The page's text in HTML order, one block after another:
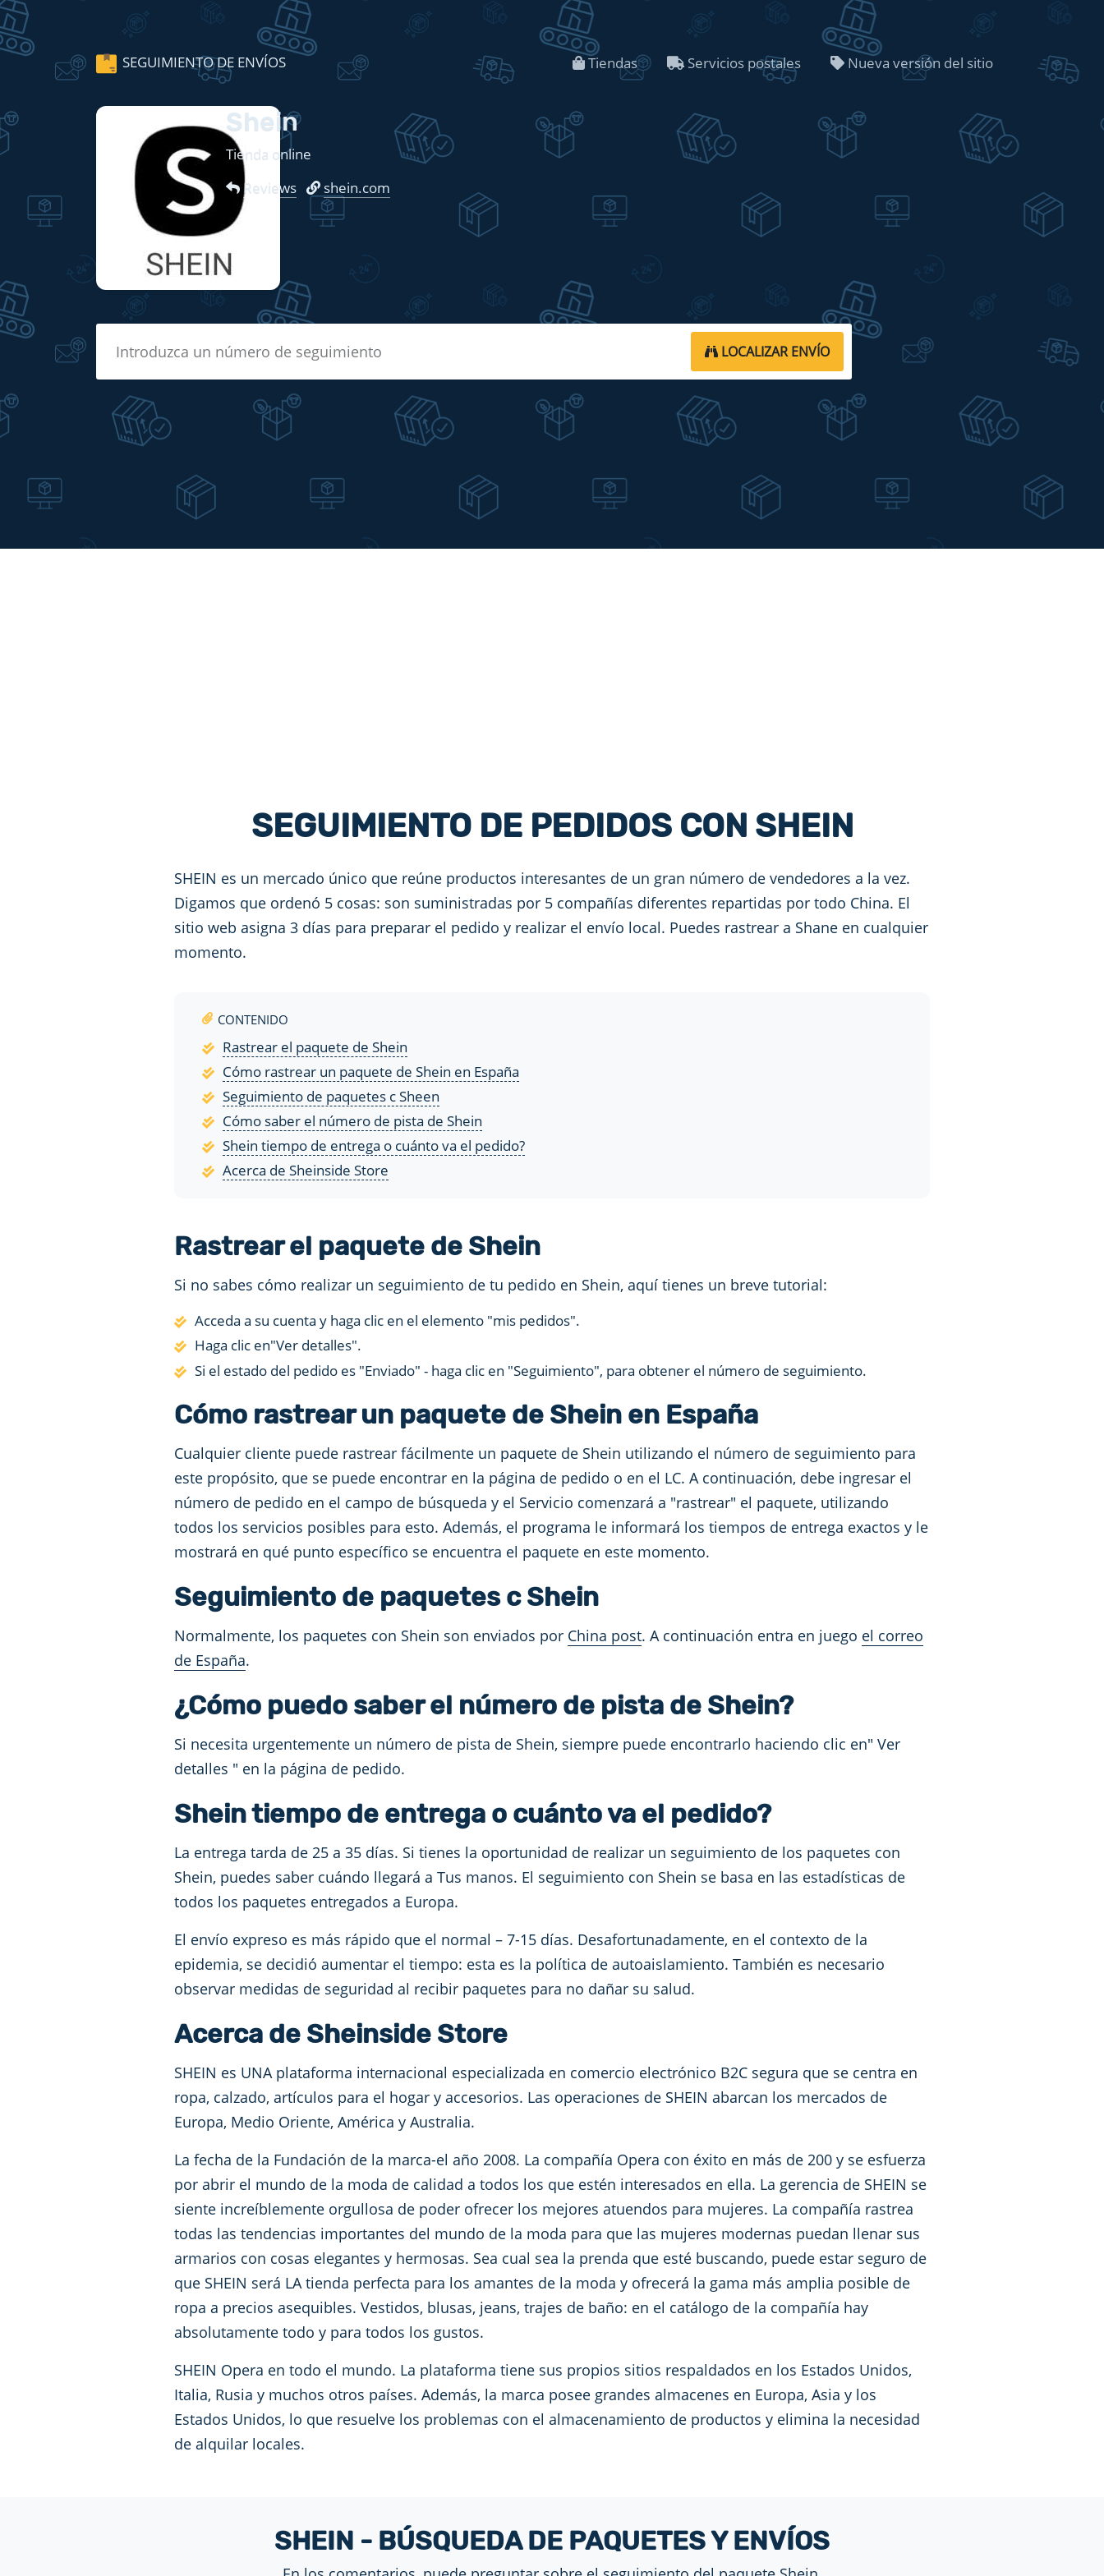
SEGUIMIENTO DE ENVÍOS Tiendas Servicios postales Nueva versión del sitio
Shein
Tienda online
Reviews
shein.com
LOCALIZAR ENVÍO
SEGUIMIENTO DE PEDIDOS CON SHEIN
SHEIN es un mercado único que reúne productos interesantes de un gran número de vendedores a la vez.
Digamos que ordenó 5 cosas: son suministradas por 5 compañías diferentes repartidas por todo China. El
sitio web asigna 3 días para preparar el pedido y realizar el envío local. Puedes rastrear a Shane en cualquier
momento.
CONTENIDO
Rastrear el paquete de Shein
Cómo rastrear un paquete de Shein en España
Seguimiento de paquetes c Sheen
Cómo saber el número de pista de Shein
Shein tiempo de entrega o cuánto va el pedido?
Acerca de Sheinside Store
Rastrear el paquete de Shein
Si no sabes cómo realizar un seguimiento de tu pedido en Shein, aquí tienes un breve tutorial:
Acceda a su cuenta y haga clic en el elemento "mis pedidos".
Haga clic en"Ver detalles".
Si el estado del pedido es "Enviado" - haga clic en "Seguimiento", para obtener el número de seguimiento.
Cómo rastrear un paquete de Shein en España
Cualquier cliente puede rastrear fácilmente un paquete de Shein utilizando el número de seguimiento para
este propósito, que se puede encontrar en la página de pedido o en el LC. A continuación, debe ingresar el
número de pedido en el campo de búsqueda y el Servicio comenzará a "rastrear" el paquete, utilizando
todos los servicios posibles para esto. Además, el programa le informará los tiempos de entrega exactos y le
mostrará en qué punto específico se encuentra el paquete en este momento.
Seguimiento de paquetes c Shein
Normalmente, los paquetes con Shein son enviados por China post. A continuación entra en juego el correo
de España.
¿Cómo puedo saber el número de pista de Shein?
Si necesita urgentemente un número de pista de Shein, siempre puede encontrarlo haciendo clic en" Ver
detalles " en la página de pedido.
Shein tiempo de entrega o cuánto va el pedido?
La entrega tarda de 25 a 35 días. Si tienes la oportunidad de realizar un seguimiento de los paquetes con
Shein, puedes saber cuándo llegará a Tus manos. El seguimiento con Shein se basa en las estadísticas de
todos los paquetes entregados a Europa.
El envío expreso es más rápido que el normal – 7-15 días. Desafortunadamente, en el contexto de la
epidemia, se decidió aumentar el tiempo: esta es la política de autoaislamiento. También es necesario
observar medidas de seguridad al recibir paquetes para no dañar su salud.
Acerca de Sheinside Store
SHEIN es UNA plataforma internacional especializada en comercio electrónico B2C segura que se centra en
ropa, calzado, artículos para el hogar y accesorios. Las operaciones de SHEIN abarcan los mercados de
Europa, Medio Oriente, América y Australia.
La fecha de la Fundación de la marca-el año 2008. La compañía Opera con éxito en más de 200 y se esfuerza
por abrir el mundo de la moda de calidad a todos los que estén interesados en ella. La gerencia de SHEIN se
siente increíblemente orgullosa de poder ofrecer los mejores atuendos para mujeres. La compañía rastrea
todas las tendencias importantes del mundo de la moda para que las mujeres modernas puedan llenar sus
armarios con cosas elegantes y hermosas. Sea cual sea la prenda que esté buscando, puede estar seguro de
que SHEIN será LA tienda perfecta para los amantes de la moda y ofrecerá la gama más amplia posible de
ropa a precios asequibles. Vestidos, blusas, jeans, trajes de baño: en el catálogo de la compañía hay
absolutamente todo y para todos los gustos.
SHEIN Opera en todo el mundo. La plataforma tiene sus propios sitios respaldados en los Estados Unidos,
Italia, Rusia y muchos otros países. Además, la marca posee grandes almacenes en Europa, Asia y los
Estados Unidos, lo que resuelve los problemas con el almacenamiento de productos y elimina la necesidad
de alquilar locales.
SHEIN - BÚSQUEDA DE PAQUETES Y ENVÍOS